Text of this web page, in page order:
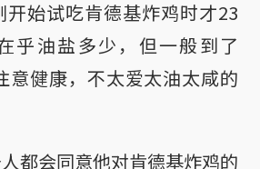
开始试吃肯德基炸鸡时才23
乎油盐多少，但一般到了
意健康，不太爱太油太咸的
都会同意他对肯德基炸鸡的